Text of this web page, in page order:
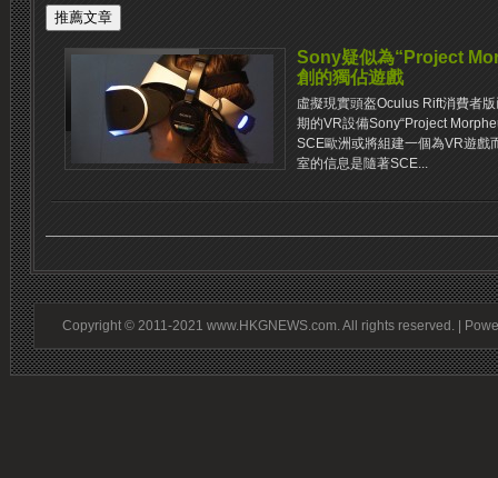
Sony疑似為“Project
創的獨佔遊戲
虛擬現實頭盔Oculus Rift消費者
期的VR設備Sony“Project
SCE歐洲或將組建一個為VR遊戲
室的信息是隨著SCE...
Copyright © 2011-2021 www.HKGNEWS.com. All rights reserved. |